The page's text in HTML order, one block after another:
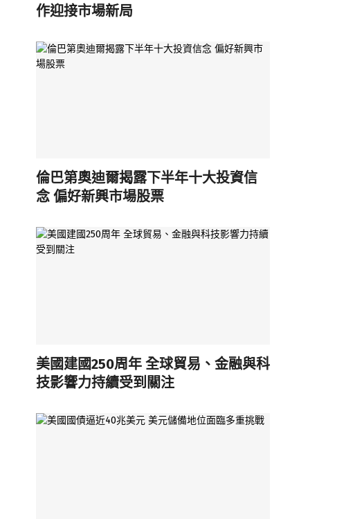
作迎接市場新局
倫巴第奧迪爾揭露下半年十大投資信
念 偏好新興市場股票
美國建國250周年 全球貿易、金融與科
技影響力持續受到關注